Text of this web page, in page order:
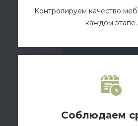
Контролируем качество
каждом этапе.
Соблюдаем